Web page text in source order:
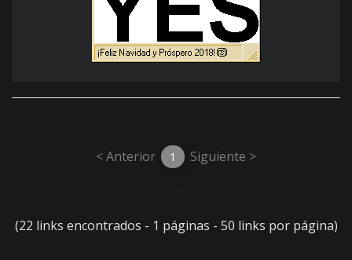
< Anterior 1 Siguiente >
(22 links encontrados - 1 páginas - 50 links por página)